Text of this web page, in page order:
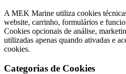
A MEK Marine utiliza cookies
website, carrinho, formulários e
Cookies opcionais de análise,
utilizadas apenas quando ativadas e
cookies.
Categorias de Cookies